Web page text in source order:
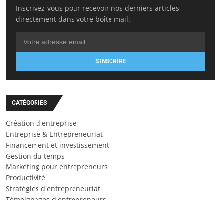
Inscrivez-vous pour recevoir nos derniers articles
directement dans votre boîte mail.
S'INSCRIRE
CATÉGORIES
Création d'entreprise
Entreprise & Entrepreneuriat
Financement et investissement
Gestion du temps
Marketing pour entrepreneurs
Productivité
Stratégies d'entrepreneuriat